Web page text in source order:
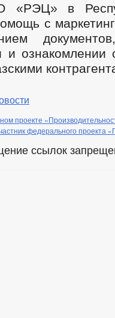
«РЭЦ» в
с
и ознакомлении
проекте
федерального проекта
ссылок